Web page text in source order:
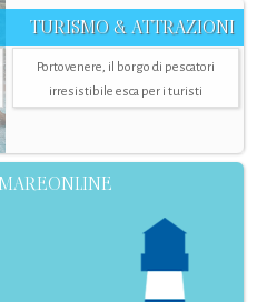
TURISMO & ATTRAZIONI
Portovenere, il borgo di pescatori
irresistibile esca per i turisti